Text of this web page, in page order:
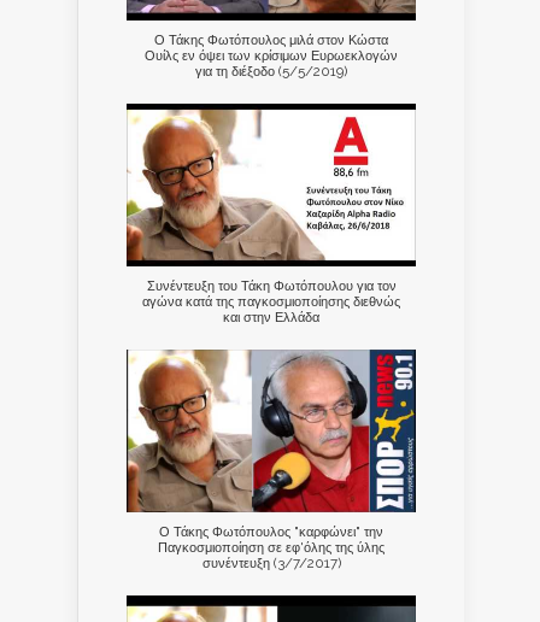
Ο Τάκης Φωτόπουλος μιλά στον Κώστα
Ουίλς εν όψει των κρίσιμων Ευρωεκλογών
για τη διέξοδο (5/5/2019)
Συνέντευξη του Τάκη Φωτόπουλου για τον
αγώνα κατά της παγκοσμιοποίησης διεθνώς
και στην Ελλάδα
Ο Τάκης Φωτόπουλος "καρφώνει" την
Παγκοσμιοποίηση σε εφ'όλης της ύλης
συνέντευξη (3/7/2017)